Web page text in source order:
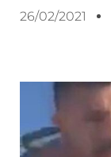
26/02/2021